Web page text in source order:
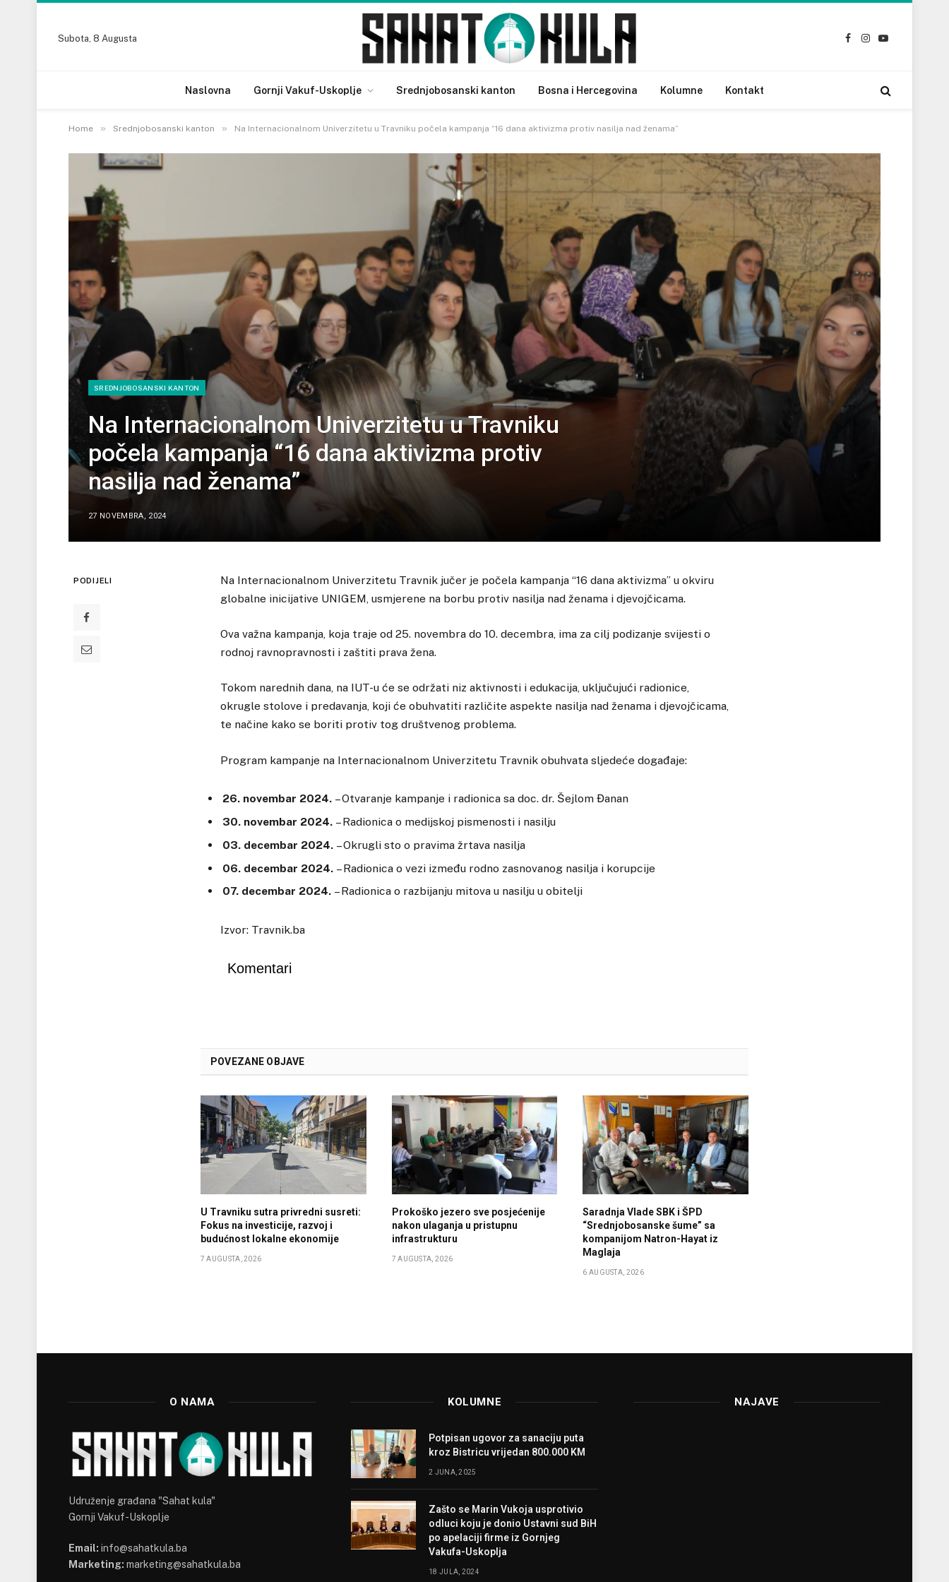
Subota, 8 Augusta
Facebook
Instagram
YouTube
Naslovna Gornji Vakuf-Uskoplje Srednjobosanski kanton Bosna i Hercegovina Kolumne Kontakt
Home » Srednjobosanski kanton » Na Internacionalnom Univerzitetu u Travniku počela kampanja “16 dana aktivizma protiv nasilja nad ženama”
SREDNJOBOSANSKI KANTON
Na Internacionalnom Univerzitetu u Travniku
počela kampanja “16 dana aktivizma protiv
nasilja nad ženama”
27 NOVEMBRA, 2024
PODIJELI
Na Internacionalnom Univerzitetu Travnik jučer je počela kampanja “16 dana aktivizma” u okviru
globalne inicijative UNIGEM, usmjerene na borbu protiv nasilja nad ženama i djevojčicama.
Ova važna kampanja, koja traje od 25. novembra do 10. decembra, ima za cilj podizanje svijesti o
rodnoj ravnopravnosti i zaštiti prava žena.
Tokom narednih dana, na IUT-u će se održati niz aktivnosti i edukacija, uključujući radionice,
okrugle stolove i predavanja, koji će obuhvatiti različite aspekte nasilja nad ženama i djevojčicama,
te načine kako se boriti protiv tog društvenog problema.
Program kampanje na Internacionalnom Univerzitetu Travnik obuhvata sljedeće događaje:
26. novembar 2024. – Otvaranje kampanje i radionica sa doc. dr. Šejlom Đanan
30. novembar 2024. – Radionica o medijskoj pismenosti i nasilju
03. decembar 2024. – Okrugli sto o pravima žrtava nasilja
06. decembar 2024. – Radionica o vezi između rodno zasnovanog nasilja i korupcije
07. decembar 2024. – Radionica o razbijanju mitova u nasilju u obitelji
Izvor: Travnik.ba
Komentari
POVEZANE OBJAVE
U Travniku sutra privredni susreti:
Fokus na investicije, razvoj i
budućnost lokalne ekonomije
7 AUGUSTA, 2026
Prokoško jezero sve posjećenije
nakon ulaganja u pristupnu
infrastrukturu
7 AUGUSTA, 2026
Saradnja Vlade SBK i ŠPD
“Srednjobosanske šume” sa
kompanijom Natron-Hayat iz
Maglaja
6 AUGUSTA, 2026
O NAMA
Udruženje građana "Sahat kula"
Gornji Vakuf-Uskoplje
Email: info@sahatkula.ba
Marketing: marketing@sahatkula.ba
KOLUMNE
Potpisan ugovor za sanaciju puta
kroz Bistricu vrijedan 800.000 KM
2 JUNA, 2025
Zašto se Marin Vukoja usprotivio
odluci koju je donio Ustavni sud BiH
po apelaciji firme iz Gornjeg
Vakufa-Uskoplja
18 JULA, 2024
NAJAVE